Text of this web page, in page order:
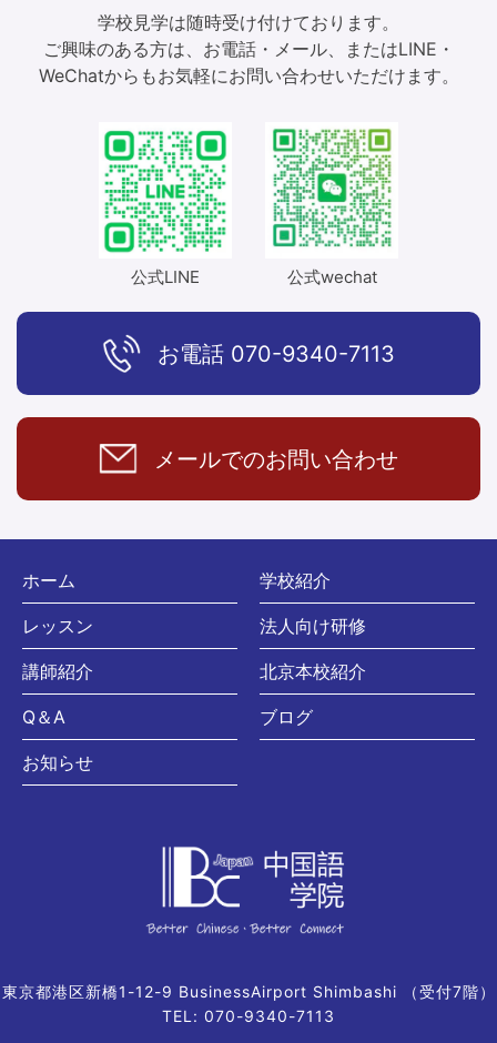
学校見学は随時受け付けております。
ご興味のある方は、お電話・メール、またはLINE・
WeChatからもお気軽にお問い合わせいただけます。
公式LINE 公式wechat
お電話 070-9340-7113
メールでのお問い合わせ
ホーム 学校紹介
レッスン 法人向け研修
講師紹介 北京本校紹介
Q＆A ブログ
お知らせ
東京都港区新橋1-12-9 BusinessAirport Shimbashi （受付7階）
TEL: 070-9340-7113